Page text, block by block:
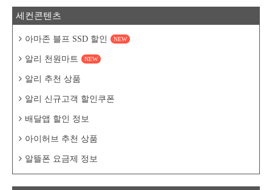
세컨콘텐츠
아마존 블프 SSD 할인 NEW
알리 천원마트 NEW
알리 추천 상품
알리 신규고객 할인쿠폰
배달앱 할인 정보
아이허브 추천 상품
알뜰폰 요금제 정보